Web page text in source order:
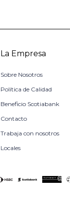
La Empresa
Sobre Nosotros
Política de Calidad
Beneficio Scotiabank
Contacto
Trabaja con nosotros
Locales